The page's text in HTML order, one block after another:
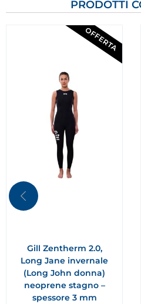
PRODOTTI
OFFERTA
Gill Zentherm 2.0,
Long Jane invernale
(Long John donna)
neoprene stagno –
spessore 3 mm